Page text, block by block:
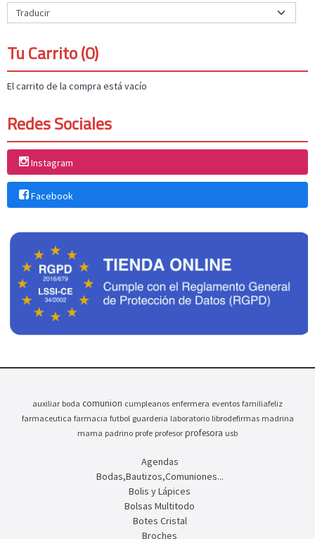
Tu Carrito (0)
El carrito de la compra está vacío
Redes Sociales
Instagram
Facebook
auxiliar boda comunion cumpleanos enfermera eventos familiafeliz
farmaceutica farmacia futbol guarderia laboratorio librodefirmas madrina
mama padrino profe profesor profesora usb
Agendas
Bodas,Bautizos,Comuniones...
Bolis y Lápices
Bolsas Multitodo
Botes Cristal
Broches